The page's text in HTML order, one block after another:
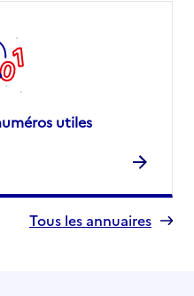
utiles
Tous les annuaires